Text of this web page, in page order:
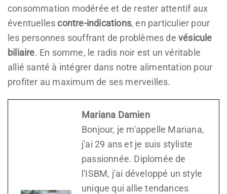
consommation modérée et de rester attentif aux
éventuellescontre-indications, en particulier pour
les personnes souffrant de problèmes devésicule
biliaire. En somme, le radis noir est un véritable
allié santé à intégrer dans notre alimentation pour
profiter au maximum de ses merveilles.
Mariana Damien
Bonjour, je m'appelle Mariana,
j'ai 29 ans et je suis styliste
passionnée. Diplomée de
l'ISBM, j'ai développé un style
unique qui allie tendances